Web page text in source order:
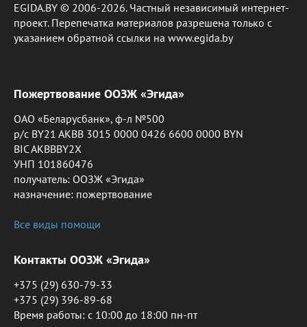
EGIDA.BY © 2006-2026. Частный независимый интернет-
проект. Перепечатка материалов разрешена только с
указанием обратной ссылки на www.egida.by
Пожертвование ООЗЖ «Эгида»
ОАО «Беларусбанк», ф-л №500
р/с BY21 AKBB 3015 0000 0426 6600 0000 BYN
BIC AKBBBY2X
УНП 101860476
получатель: ООЗЖ «Эгида»
назначение: пожертвование
Все виды помощи
Контакты ООЗЖ «Эгида»
+375 (29) 630-79-33
+375 (29) 396-89-68
Время работы: c 10:00 до 18:00 пн-пт